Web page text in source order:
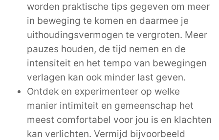
worden praktische tips gegeven om meer
in beweging te komen en daarmee je
uithoudingsvermogen te vergroten. Meer
pauzes houden, de tijd nemen en de
intensiteit en het tempo van bewegingen
verlagen kan ook minder last geven.
Ontdek en experimenteer op welke
manier intimiteit en gemeenschap het
meest comfortabel voor jou is en klachten
kan verlichten. Vermijd bijvoorbeeld